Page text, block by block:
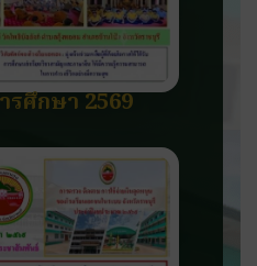
ศึกษา 2569